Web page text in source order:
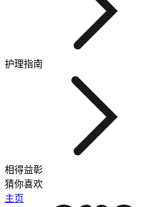
护理指南
相得益彰
猜你喜欢
主页